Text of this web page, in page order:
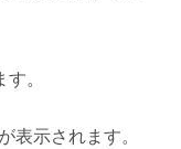
。
表示されます。